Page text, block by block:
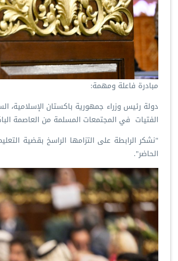
‏مبادرة فاعلة ومهمة:
‏دولة رئيس وزراء جمهورية باكستان الإسلامية،
الفتيات ‬⁩ في المجتمعات المسلمة من العاصمة
‏"نشكر الرابطة على التزامها الراسخ بقضية
الحاضر".